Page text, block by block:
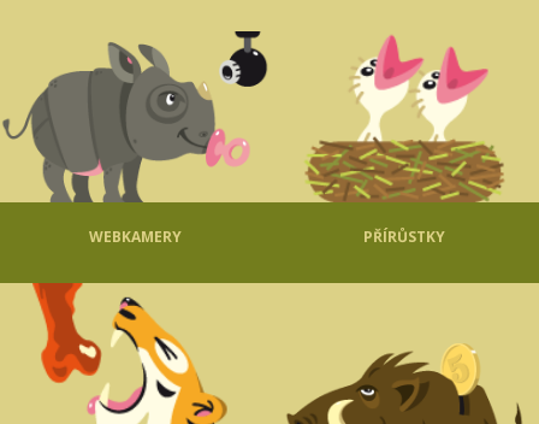
WEBKAMERY PŘÍRŮSTKY